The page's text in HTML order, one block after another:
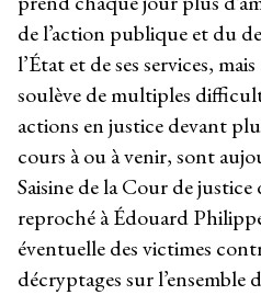
de l’action publique et du
l’État et de ses services,
soulève de multiples
actions en justice devant
cours à ou à venir, sont
Saisine de la Cour de
reproché à Édouard
éventuelle des victimes
décryptages sur l’ensemble